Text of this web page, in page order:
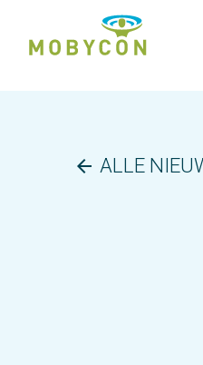
arrow_back ALLE